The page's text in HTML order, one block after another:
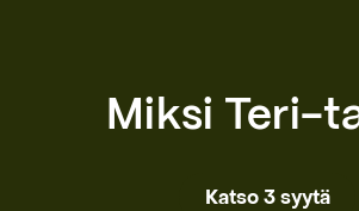
Miksi Teri-
Katso 3 syytä